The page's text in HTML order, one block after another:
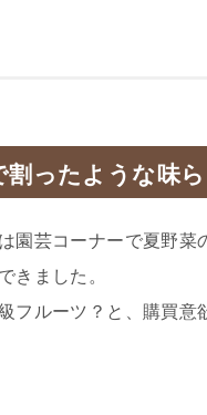
ったような味
園芸コーナーで夏野
きました。
フルーツ？と、購買